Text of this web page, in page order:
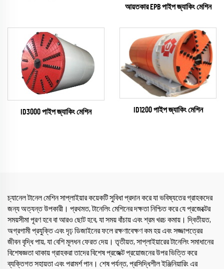
আয়তকার EPB পাইপ জ্যাকিং মেশিন
ID3000 পাইপ জ্যাকিং মেশিন ID1200 পাইপ জ্যাকিং মেশিন
চ্যানেল টানেল মেশিন সাপ্লাইয়ার কয়েকটি সুবিধা প্রদান করে যা ভবিষ্যতের গ্রাহকদের
জন্য অত্যন্ত উপকারী। প্রথমত, টানেলিং মেশিনের দক্ষতা নিশ্চিত করে যে প্রজেক্টের
সময়সীমা পূরণ হবে বা আরও ছোট হবে, যা সময় বাঁচায় এবং শ্রম খরচ কমায়। দ্বিতীয়ত,
অগ্রগামী প্রযুক্তি এবং দৃঢ় ডিজাইনের ফলে রক্ষণাবেক্ষণ কম হয় এবং সজ্জাপত্রের
জীবন বৃদ্ধি পায়, যা বেশি মূলধন ফেরত দেয়। তৃতীয়ত, সাপ্লাইয়ারের টানেলিং সমাধানের
বিশেষজ্ঞতা থাকায় গ্রাহকরা তাদের বিশেষ প্রজেক্ট প্রয়োজনের উপর ভিত্তি করে
ব্যক্তিগত সহায়তা এবং পরামর্শ পান। শেষ পর্যন্ত, প্রসিদ্ধিশীল ইঞ্জিনিয়ারিং এর